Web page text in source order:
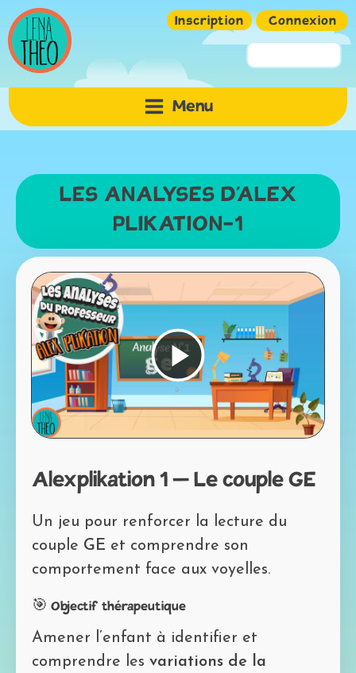
Inscription Connexion
Mot de passe
Mémoriser
Mot de passe perdu?
Menu
LES ANALYSES D'ALEX
PLIKATION-1
Lire
la
Alexplikation 1 – Le couple GE
Un jeu pour renforcer la lecture du
couple GE et comprendre son
comportement face aux voyelles.
🎯 Objectif thérapeutique
Amener l’enfant à identifier et
comprendre les variations de la